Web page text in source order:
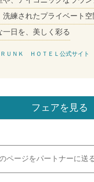
洗練されたプライベート
一日を、美しく彩る
ＲＵＮＫ ＨＯＴＥＬ公式サイト
フェアを見る
ページをパートナーに送